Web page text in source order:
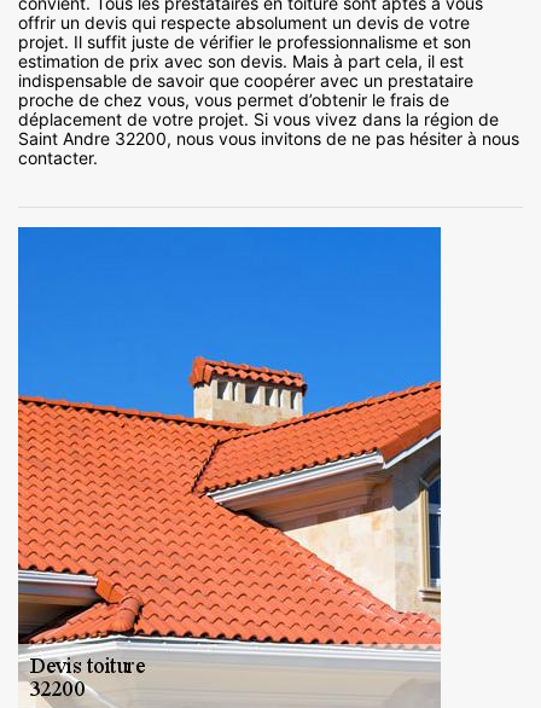
offrir un devis qui respecte absolument un devis de votre
projet. Il suffit juste de vérifier le professionnalisme et son
estimation de prix avec son devis. Mais à part cela, il est
indispensable de savoir que coopérer avec un prestataire
proche de chez vous, vous permet d’obtenir le frais de
déplacement de votre projet. Si vous vivez dans la région de
Saint Andre 32200, nous vous invitons de ne pas hésiter à nous
contacter.